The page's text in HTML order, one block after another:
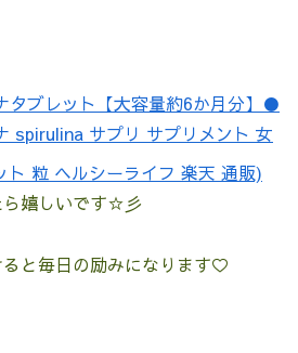
ブレット【大容量約6か月分】●
spirulina サプリ サプリメント 女
ト 粒 ヘルシーライフ 楽天 通販)
ら嬉しいです☆彡
と毎日の励みになります♡